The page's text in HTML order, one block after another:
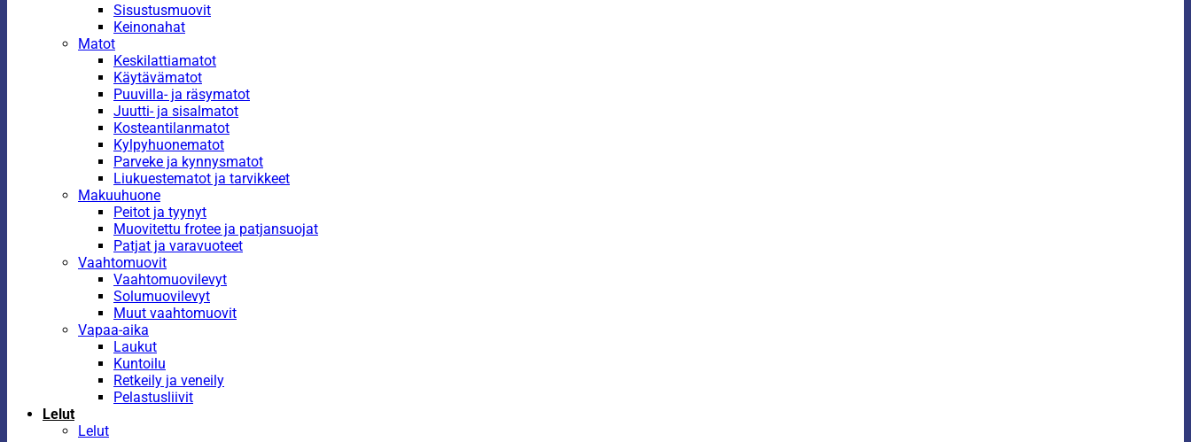
Sisustusmuovit
Keinonahat
Matot
Keskilattiamatot
Käytävämatot
Puuvilla- ja räsymatot
Juutti- ja sisalmatot
Kosteantilanmatot
Kylpyhuonematot
Parveke ja kynnysmatot
Liukuestematot ja tarvikkeet
Makuuhuone
Peitot ja tyynyt
Muovitettu frotee ja patjansuojat
Patjat ja varavuoteet
Vaahtomuovit
Vaahtomuovilevyt
Solumuovilevyt
Muut vaahtomuovit
Vapaa-aika
Laukut
Kuntoilu
Retkeily ja veneily
Pelastusliivit
Lelut
Lelut